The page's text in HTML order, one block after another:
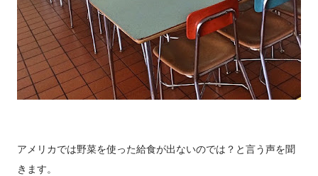
アメリカでは野菜を使った給食が出ないのでは？と言う声を聞
きます。